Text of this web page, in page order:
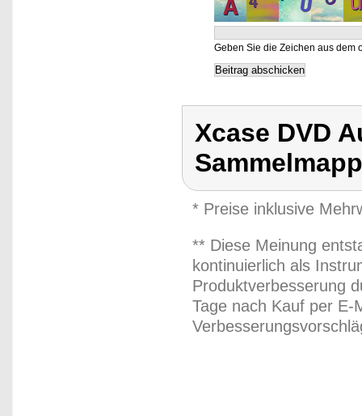
Geben Sie die Zeichen aus dem
Xcase DVD
* Preise inklusive
** Diese Meinung
kontinuierlich als
Produktverbesserung
Tage nach Kauf per E-